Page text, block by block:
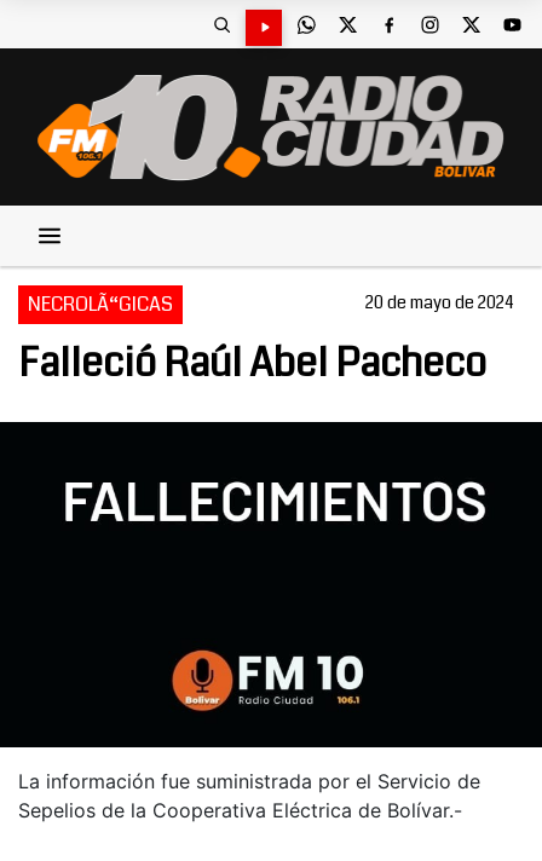
NECROLÃ“GICAS 20 de mayo de 2024
Falleció Raúl Abel Pacheco
La información fue suministrada por el Servicio de
Sepelios de la Cooperativa Eléctrica de Bolívar.-